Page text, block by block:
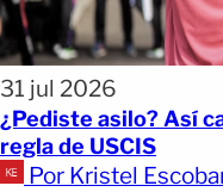
31 jul 2026
¿Pediste asilo? Así
regla de USCIS
Por Kristel